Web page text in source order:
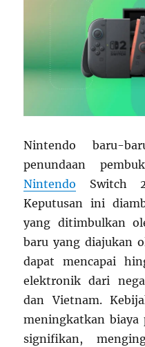
Nintendo baru-
penundaan
Nintendo Switch
Keputusan ini
yang ditimbulkan
baru yang diajukan
dapat mencapai
elektronik dari
dan Vietnam.
meningkatkan biaya
signifikan,